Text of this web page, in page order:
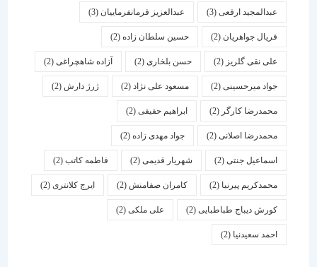
عبدالمجید ارفعی(3) عبدالعزیز فرمانفرماییان(3)
فریال جواهریان(2) حسین سلطان زاده(2)
علی نقی گلریز(2) حسن بلخاری(2) آزاده شاهچراغی(2)
جواد میرحسینی(2) مسعود علی نژاد(2) ژرژ دارش (2)
محمدرضا کارگر(2) ابراهیم حقیقی(2)
محمدرضا اصلانی(2) جواد مهدی زاده(2)
اسماعیل جنتی(2) شهریار قدیمی(2) فاطمه کاتب(2)
محمدکریم پیرنیا (2) کامران صفامنش(2) ایرج کلانتری (2)
کورش دیباج طباطبایی(2) علی ملکی(2)
احمد سعیدنیا (2)